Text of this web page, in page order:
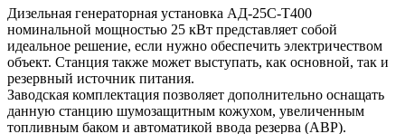
Дизельная генераторная установка АД-25С-Т400
номинальной мощностью 25 кВт представляет собой
идеальное решение, если нужно обеспечить электричеством
объект. Станция также может выступать, как основной, так и
резервный источник питания.
Заводская комплектация позволяет дополнительно оснащать
данную станцию шумозащитным кожухом, увеличенным
топливным баком и автоматикой ввода резерва (АВР).